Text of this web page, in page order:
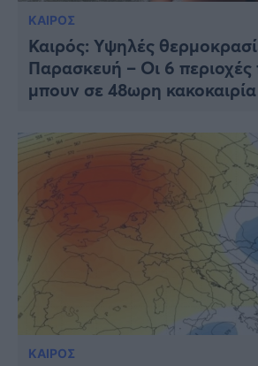
ΚΑΙΡΟΣ
Καιρός: Υψηλές
Παρασκευή – Οι 6
μπουν σε 48ωρη κακοκαιρία
ΚΑΙΡΟΣ